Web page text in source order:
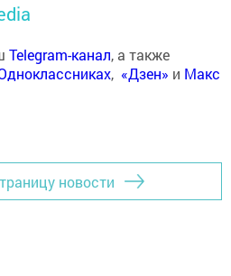
Telegram-канал, а также
, «Дзен» и Макс
новости